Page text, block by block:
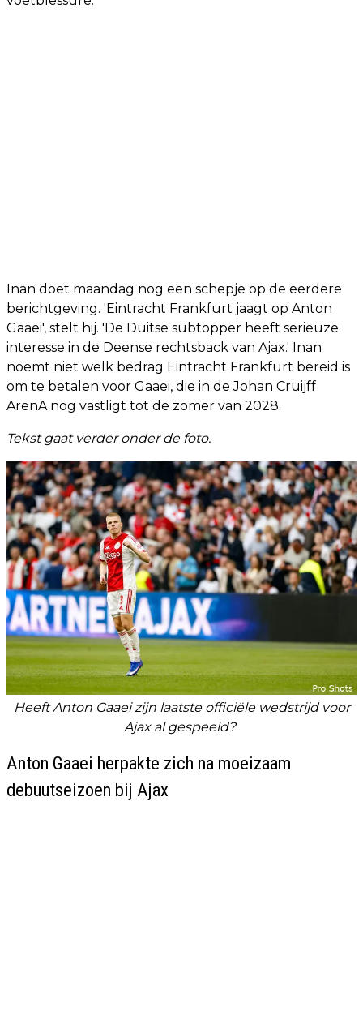
Inan doet maandag nog een schepje op de eerdere
berichtgeving. 'Eintracht Frankfurt jaagt op Anton
Gaaei', stelt hij. 'De Duitse subtopper heeft serieuze
interesse in de Deense rechtsback van Ajax.' Inan
noemt niet welk bedrag Eintracht Frankfurt bereid is
om te betalen voor Gaaei, die in de Johan Cruijff
ArenA nog vastligt tot de zomer van 2028.
Tekst gaat verder onder de foto.
Heeft Anton Gaaei zijn laatste officiële wedstrijd voor
Ajax al gespeeld?
Anton Gaaei herpakte zich na moeizaam
debuutseizoen bij Ajax